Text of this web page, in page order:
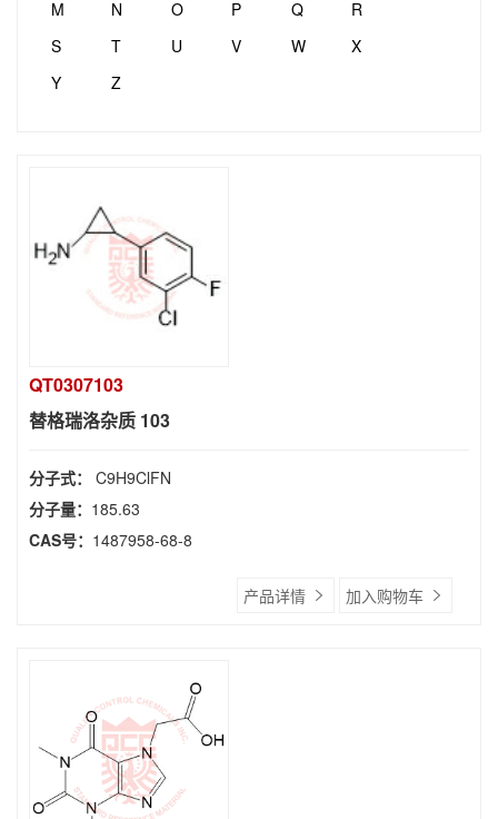
M
N O P Q
R
S
T U V W
X
Y
Z
QT0307103
替格瑞洛杂质 103
分子式： C9H9ClFN
分子量： 185.63
CAS号： 1487958-68-8
产品详情 加入购物车